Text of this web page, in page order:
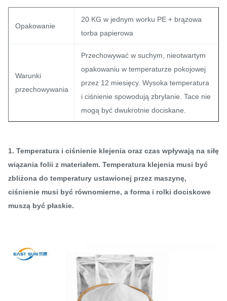
Opakowanie
20 KG w jednym worku PE + brązowa
torba papierowa
Warunki
przechowywania
Przechowywać w suchym, nieotwartym
opakowaniu w temperaturze pokojowej
przez 12 miesięcy. Wysoka temperatura
i ciśnienie spowodują zbrylanie. Tace nie
mogą być dwukrotnie dociskane.
1. Temperatura i ciśnienie klejenia oraz czas wpływają na siłę
wiązania folii z materiałem. Temperatura klejenia musi być
zbliżona do temperatury ustawionej przez maszynę,
ciśnienie musi być równomierne, a forma i rolki dociskowe
muszą być płaskie.